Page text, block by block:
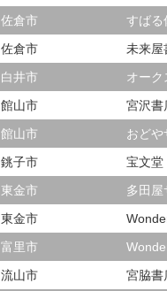
佐倉市
すばる
佐倉市
未来屋
白井市
オー
館山市
宮沢書
館山市
おどや
銚子市
宝文堂
東金市
多田屋
東金市
富里市
流山市
宮脇書